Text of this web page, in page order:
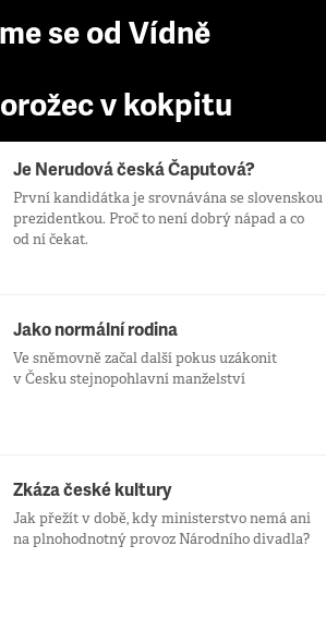
se od Vídně
v kokpitu
Je Nerudová česká Čaputová?
První kandidátka je srovnávána se slovenskou
prezidentkou. Proč to není dobrý nápad a co
od ní čekat.
Jako normální rodina
Ve sněmovně začal další pokus uzákonit
v Česku stejnopohlavní manželství
Zkáza české kultury
Jak přežít v době, kdy ministerstvo nemá ani
na plnohodnotný provoz Národního divadla?